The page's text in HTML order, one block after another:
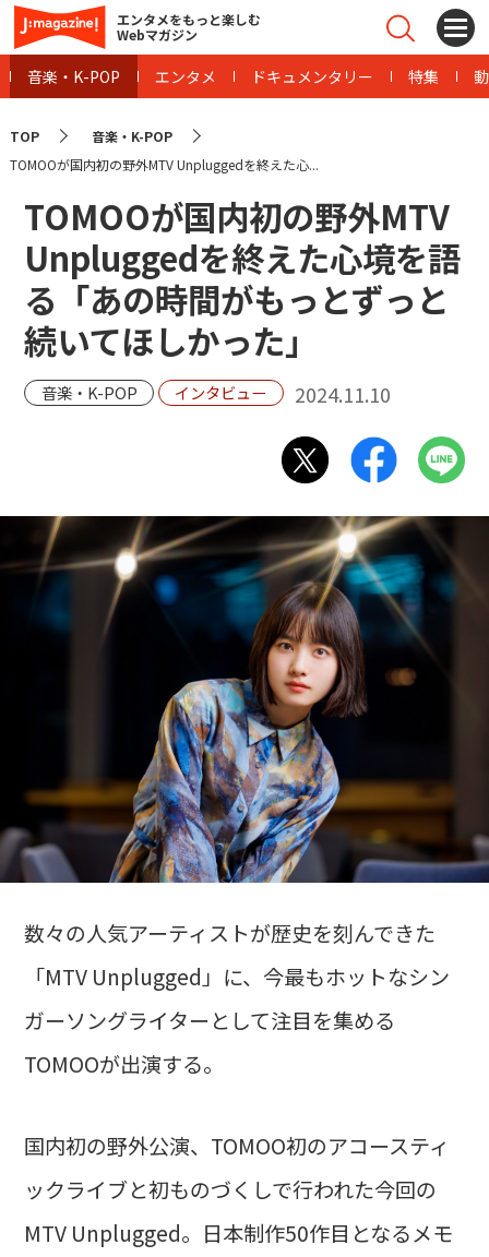
エンタメをもっと楽しむ
Webマガジン
音楽・K-POP エンタメ ドキュメンタリー 特集
TOP
音楽・K-POP
TOMOOが国内初の野外MTV Unpluggedを終えた心...
TOMOOが国内初の野外MTV
Unpluggedを終えた心境を語
る「あの時間がもっとずっと
続いてほしかった」
音楽・K-POP インタビュー 2024.11.10
数々の人気アーティストが歴史を刻んできた
「MTV Unplugged」に、今最もホットなシン
ガーソングライターとして注目を集める
TOMOOが出演する。
国内初の野外公演、TOMOO初のアコースティ
ックライブと初ものづくしで行われた今回の
MTV Unplugged。日本制作50作目となるメモ